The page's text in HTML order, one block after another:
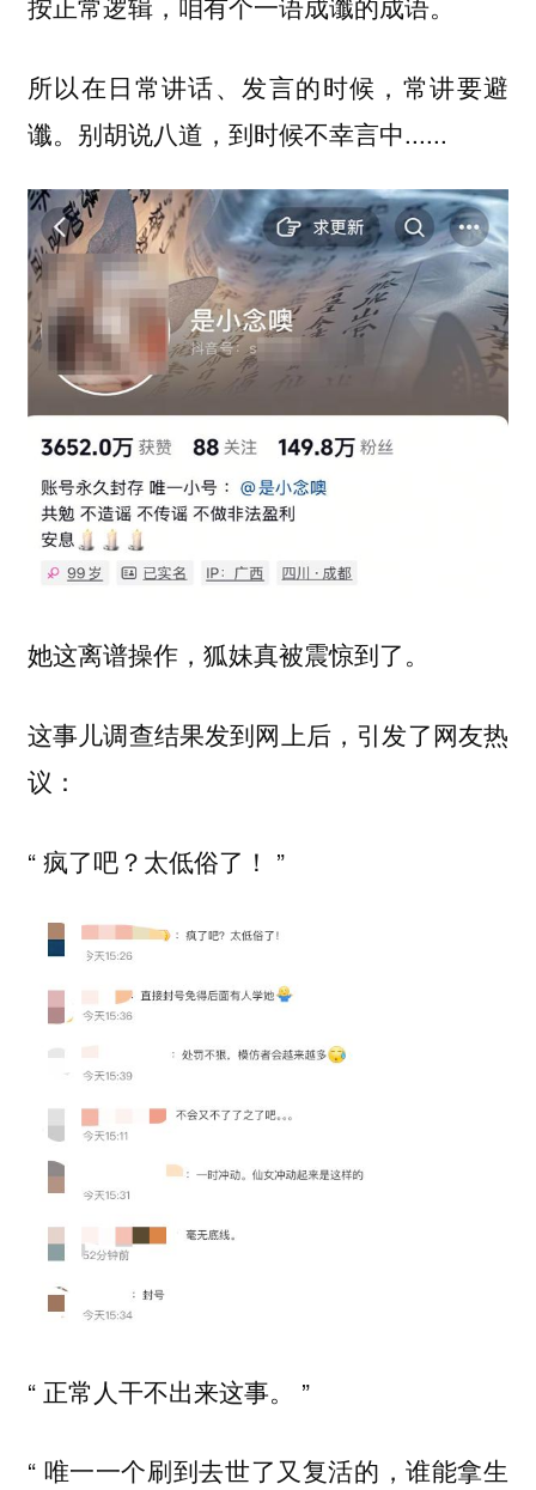
所以在日常讲话、发言的时候，常讲要避
谶。别胡说八道，到时候不幸言中......
她这离谱操作，狐妹真被震惊到了。
这事儿调查结果发到网上后，引发了网友热
议：
“ 疯了吧？太低俗了！ ”
“ 正常人干不出来这事。 ”
“ 唯一一个刷到去世了又复活的，谁能拿生